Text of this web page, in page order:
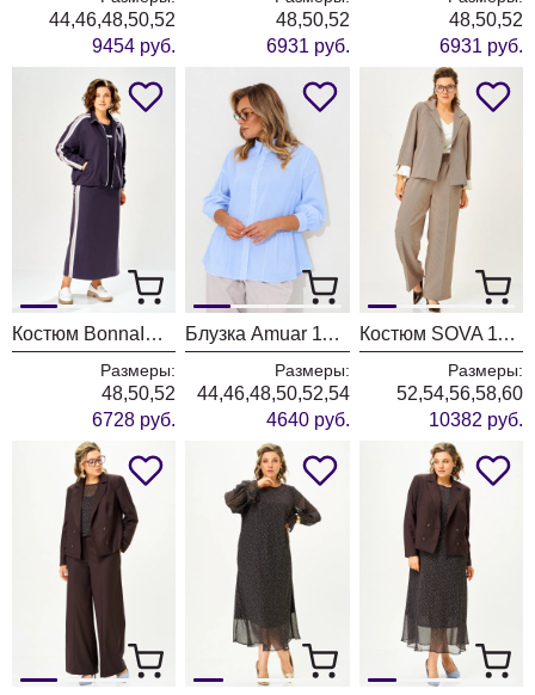
44,46,48,50,52
9454 руб.
48,50,52
6931 руб.
48,50,52
6931 руб.
Костюм BonnaImage 1065/1 серо-фиолетовый
Размеры:
48,50,52
6728 руб.
Блузка Amuar 1134 голубой
Размеры:
44,46,48,50,52,54
4640 руб.
Костюм SOVA 11349 бежевый
Размеры:
52,54,56,58,60
10382 руб.